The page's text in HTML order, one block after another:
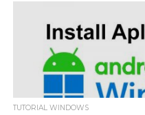
TUTORIAL WINDOWS